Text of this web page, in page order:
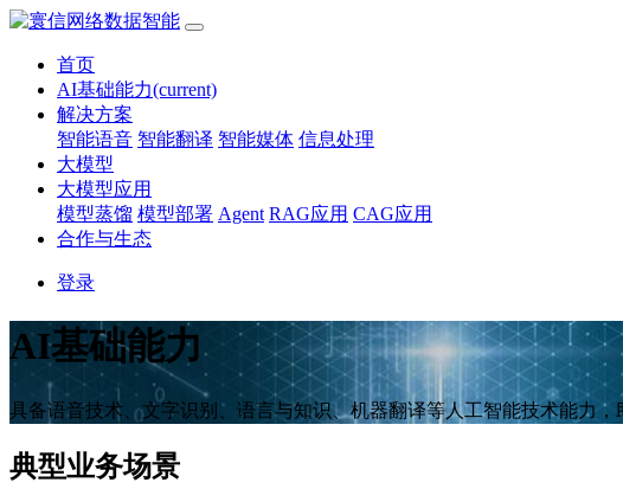
数据智能
首页
AI基础能力(current)
解决方案
智能语音 智能翻译 智能媒体 信息处理
大模型
大模型应用
模型蒸馏 模型部署 Agent RAG应用 CAG应用
合作与生态
登录
AI基础能力
具备语音技术、文字识别、语言与知识、机器翻译等人工智能技术能力
典型业务场景